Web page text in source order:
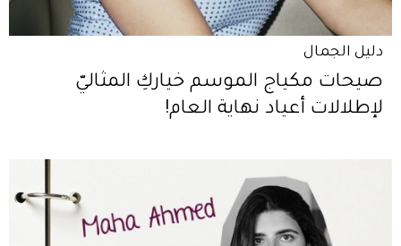
دليل الجمال
صيحات مكياج الموسم خياركِ المثاليّ
لإطلالات أعياد نهاية العام!